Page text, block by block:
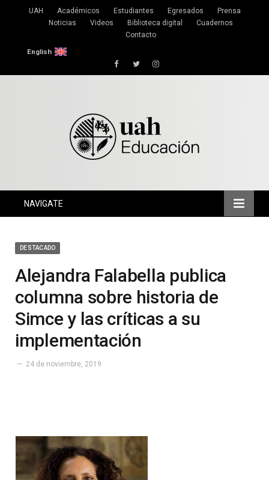
UAH Académicos Estudiantes Egresados
Prensa
Noticias
Videos Biblioteca digital
Cuadernos
Contacto
English
FacebookTwitterInstagram
NAVIGATE
DESTACADO
Alejandra Falabella publica
columna sobre historia de
Simce y las críticas a su
implementación
24 de noviembre, 2019